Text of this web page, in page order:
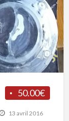
50.00€
13 avril 2016